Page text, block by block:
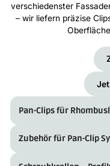
verschiedenster
– wir liefern präzise
Pan-Clips für
Zubehör für Pan-Clip